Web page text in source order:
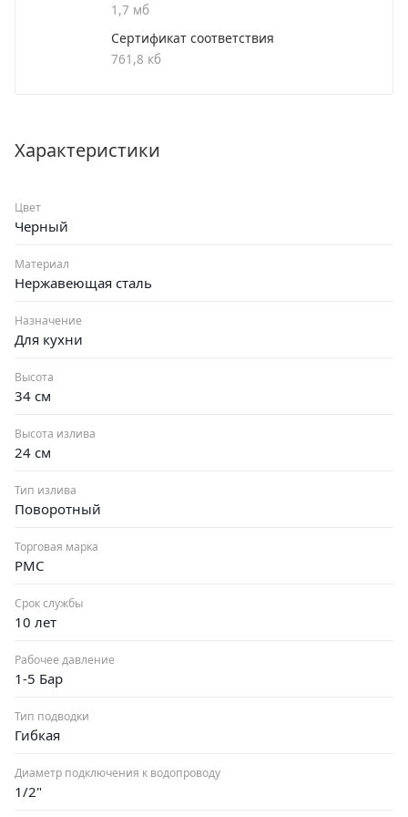
летней гарантией. Гибкая подводка идет в комплекте.
Смеситель для кухни с высоким поворотным изливом
1,7 мб
Сертификат соответствия
761,8 кб
Характеристики
Цвет
Черный
Материал
Нержавеющая сталь
Назначение
Для кухни
Высота
34 см
Высота излива
24 см
Тип излива
Поворотный
Торговая марка
РМС
Срок службы
10 лет
Рабочее давление
1-5 Бар
Тип подводки
Гибкая
Диаметр подключения к водопроводу
1/2"